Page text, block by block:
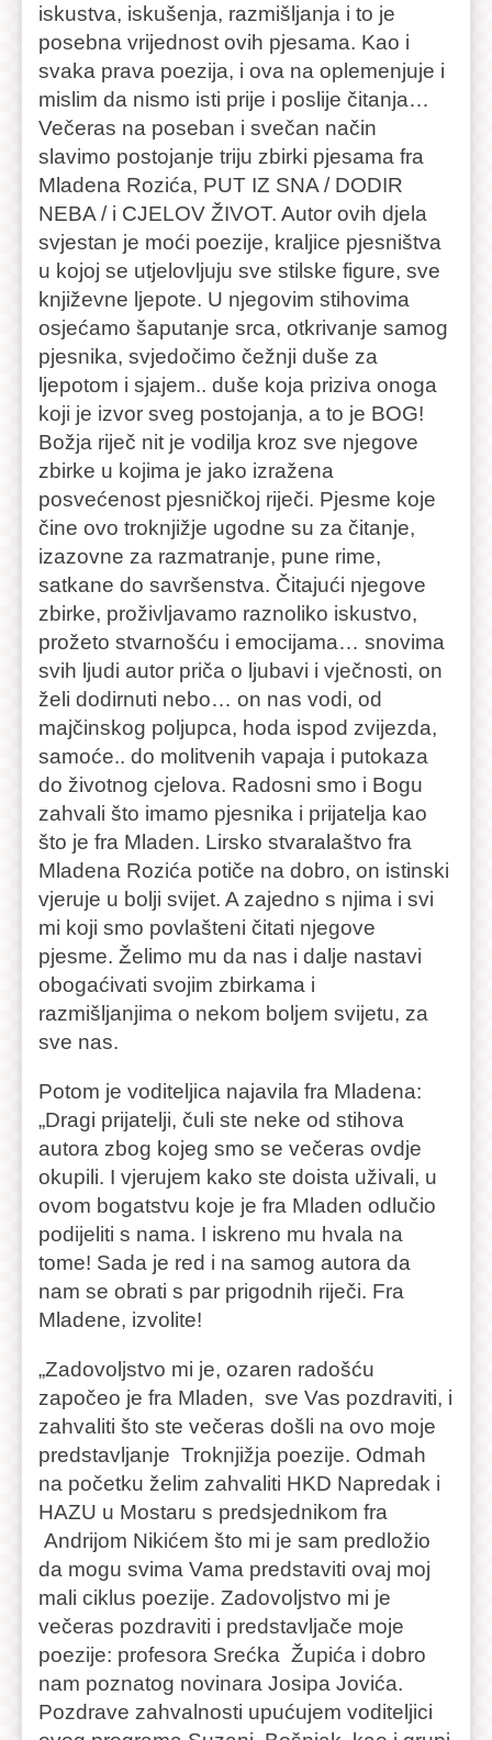
iskustva, iskušenja, razmišljanja i to je
posebna vrijednost ovih pjesama. Kao i
svaka prava poezija, i ova na oplemenjuje i
mislim da nismo isti prije i poslije čitanja…
Večeras na poseban i svečan način
slavimo postojanje triju zbirki pjesama fra
Mladena Rozića, PUT IZ SNA / DODIR
NEBA / i CJELOV ŽIVOT. Autor ovih djela
svjestan je moći poezije, kraljice pjesništva
u kojoj se utjelovljuju sve stilske figure, sve
književne ljepote. U njegovim stihovima
osjećamo šaputanje srca, otkrivanje samog
pjesnika, svjedočimo čežnji duše za
ljepotom i sjajem.. duše koja priziva onoga
koji je izvor sveg postojanja, a to je BOG!
Božja riječ nit je vodilja kroz sve njegove
zbirke u kojima je jako izražena
posvećenost pjesničkoj riječi. Pjesme koje
čine ovo troknjižje ugodne su za čitanje,
izazovne za razmatranje, pune rime,
satkane do savršenstva. Čitajući njegove
zbirke, proživljavamo raznoliko iskustvo,
prožeto stvarnošću i emocijama… snovima
svih ljudi autor priča o ljubavi i vječnosti, on
želi dodirnuti nebo… on nas vodi, od
majčinskog poljupca, hoda ispod zvijezda,
samoće.. do molitvenih vapaja i putokaza
do životnog cjelova. Radosni smo i Bogu
zahvali što imamo pjesnika i prijatelja kao
što je fra Mladen. Lirsko stvaralaštvo fra
Mladena Rozića potiče na dobro, on istinski
vjeruje u bolji svijet. A zajedno s njima i svi
mi koji smo povlašteni čitati njegove
pjesme. Želimo mu da nas i dalje nastavi
obogaćivati svojim zbirkama i
razmišljanjima o nekom boljem svijetu, za
sve nas.
Potom je voditeljica najavila fra Mladena:
„Dragi prijatelji, čuli ste neke od stihova
autora zbog kojeg smo se večeras ovdje
okupili. I vjerujem kako ste doista uživali, u
ovom bogatstvu koje je fra Mladen odlučio
podijeliti s nama. I iskreno mu hvala na
tome! Sada je red i na samog autora da
nam se obrati s par prigodnih riječi. Fra
Mladene, izvolite!
„Zadovoljstvo mi je, ozaren radošću
započeo je fra Mladen, sve Vas pozdraviti, i
zahvaliti što ste večeras došli na ovo moje
predstavljanje Troknjižja poezije. Odmah
na početku želim zahvaliti HKD Napredak i
HAZU u Mostaru s predsjednikom fra
Andrijom Nikićem što mi je sam predložio
da mogu svima Vama predstaviti ovaj moj
mali ciklus poezije. Zadovoljstvo mi je
večeras pozdraviti i predstavljače moje
poezije: profesora Srećka Župića i dobro
nam poznatog novinara Josipa Jovića.
Pozdrave zahvalnosti upućujem voditeljici